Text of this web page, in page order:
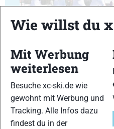
37
39
Wie willst du
Mit Werbung
weiterlesen
Besuche xc-ski.de wie
gewohnt mit Werbung und
Tracking. Alle Infos dazu
findest du in der